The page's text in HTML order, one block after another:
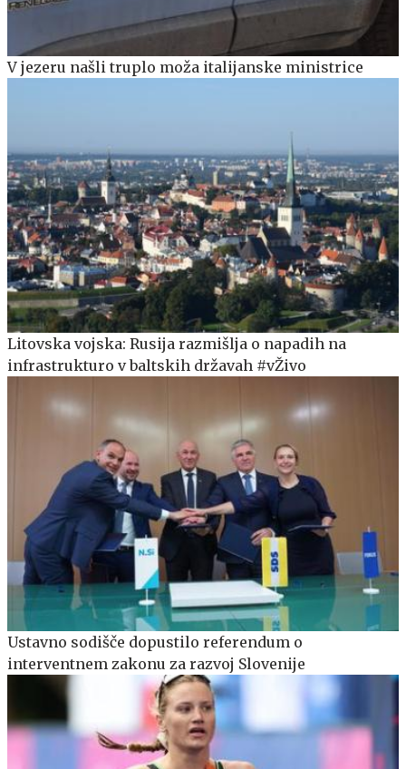
V jezeru našli truplo moža italijanske ministrice
Litovska vojska: Rusija razmišlja o napadih na
infrastrukturo v baltskih državah #vŽivo
Ustavno sodišče dopustilo referendum o
interventnem zakonu za razvoj Slovenije